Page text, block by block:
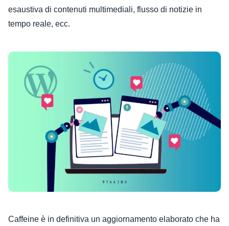
esaustiva di contenuti multimediali, flusso di notizie in
tempo reale, ecc.
Caffeine è in definitiva un aggiornamento elaborato che ha